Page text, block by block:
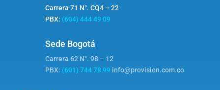
Carrera 71 N°. CQ4 – 22
PBX: (604) 444 49 09
Sede Bogotá
Carrera 62 N°. 98 – 12
PBX: (601) 744 78 99 info@provision.com.co